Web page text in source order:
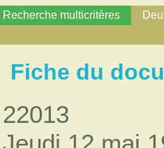
Recherche multicritères
Fiche du
22013